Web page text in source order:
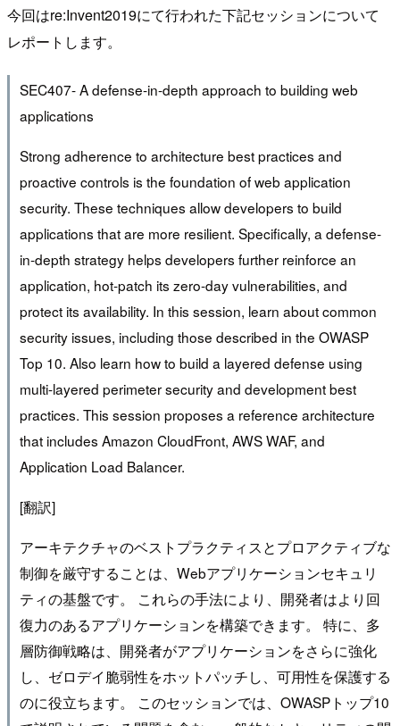
今回はre:Invent2019にて行われた下記セッションについて
レポートします。
SEC407- A defense-in-depth approach to building web
applications
Strong adherence to architecture best practices and
proactive controls is the foundation of web application
security. These techniques allow developers to build
applications that are more resilient. Specifically, a defense-
in-depth strategy helps developers further reinforce an
application, hot-patch its zero-day vulnerabilities, and
protect its availability. In this session, learn about common
security issues, including those described in the OWASP
Top 10. Also learn how to build a layered defense using
multi-layered perimeter security and development best
practices. This session proposes a reference architecture
that includes Amazon CloudFront, AWS WAF, and
Application Load Balancer.
[翻訳]
アーキテクチャのベストプラクティスとプロアクティブな
制御を厳守することは、Webアプリケーションセキュリ
ティの基盤です。 これらの手法により、開発者はより回
復力のあるアプリケーションを構築できます。 特に、多
層防御戦略は、開発者がアプリケーションをさらに強化
し、ゼロデイ脆弱性をホットパッチし、可用性を保護する
のに役立ちます。 このセッションでは、OWASPトップ10